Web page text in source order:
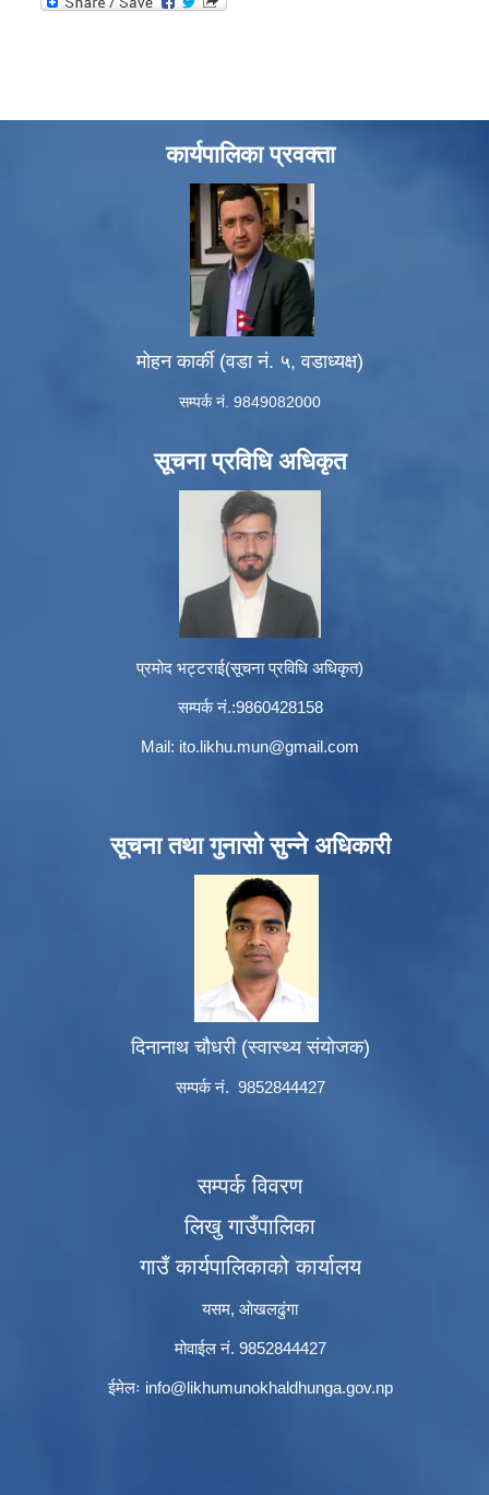
कार्यपालिका प्रवक्ता
मोहन कार्की (वडा नं. ५, वडाध्यक्ष)
सम्पर्क नं. 9849082000
सूचना प्रविधि अधिकृत
प्रमोद भट्टराई(सूचना प्रविधि अधिकृत)
सम्पर्क नं.:9860428158
Mail: ito.likhu.mun@gmail.com
सूचना तथा गुनासो सुन्ने अधिकारी
दिनानाथ चौधरी (स्वास्थ्य संयोजक)
सम्पर्क नं. 9852844427
सम्पर्क विवरण
लिखु गाउँपालिका
गाउँ कार्यपालिकाको कार्यालय
यसम, ओखलढुंगा
मोवाईल नं. 9852844427
ईमेलः info@likhumunokhaldhunga.gov.np